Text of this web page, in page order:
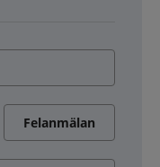
Felanmälan